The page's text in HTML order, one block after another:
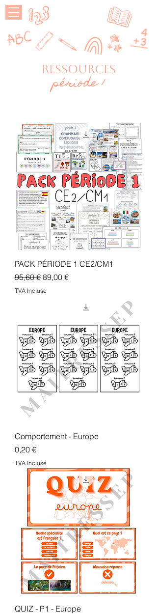
RESSOURCES
période 1
PACK PÉRIODE 1 CE2/CM1
Prix original
95,60 € Prix promotionnel
89,00 €
TVA Incluse
Comportement - Europe
Prix
0,20 €
TVA Incluse
QUIZ - P1 - Europe